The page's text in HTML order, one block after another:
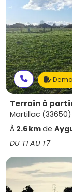
Terrain à
Martillac (33650)
À 2.6 km de
DU T1 AU T7